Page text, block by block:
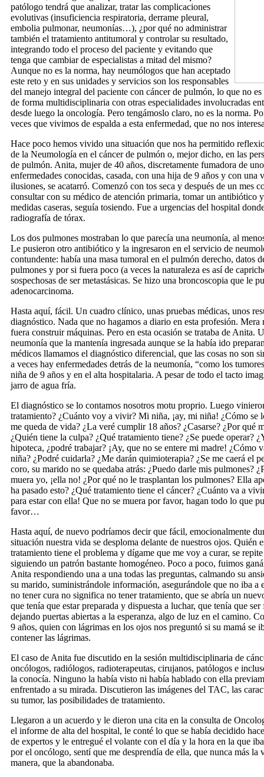
patólogo tendrá que analizar, tratar las complicaciones
evolutivas (insuficiencia respiratoria, derrame pleural,
embolia pulmonar, neumonías…), ¿por qué no administrar
también el tratamiento antitumoral y controlar su resultado,
integrando todo el proceso del paciente y evitando que
tenga que cambiar de especialistas a mitad del mismo?
Aunque no es la norma, hay neumólogos que han aceptado
este reto y en sus unidades y servicios son los responsables
del manejo integral del paciente con cáncer de pulmón, lo que no
de forma multidisciplinaria con otras especialidades involucradas
desde luego la oncología. Pero tengámoslo claro, no es la norma.
veces que vivimos de espalda a esta enfermedad, que no nos
Hace poco hemos vivido una situación que nos ha permitido
de la Neumología en el cáncer de pulmón o, mejor dicho, en las
de pulmón. Anita, mujer de 40 años, discretamente fumadora de
enfermedades conocidas, casada, con una hija de 9 años y con una
ilusiones, se acatarró. Comenzó con tos seca y después de un mes
consultar con su médico de atención primaria, tomar un antibiótico
medidas caseras, seguía tosiendo. Fue a urgencias del hospital
radiografía de tórax.
Los dos pulmones mostraban lo que parecía una neumonía, al
Le pusieron otro antibiótico y la ingresaron en el servicio de
contundente: había una masa tumoral en el pulmón derecho, datos
pulmones y por si fuera poco (a veces la naturaleza es así de
sospechosas de ser metastásicas. Se hizo una broncoscopia que le
adenocarcinoma.
Hasta aquí, fácil. Un cuadro clínico, unas pruebas médicas, unos
diagnóstico. Nada que no hagamos a diario en esta profesión. Mera
fuera construir máquinas. Pero en esta ocasión se trataba de Anita.
neumonía que la mantenía ingresada aunque se la había ido
médicos llamamos el diagnóstico diferencial, que las cosas no son
a veces hay enfermedades detrás de la neumonía, “como los
niña de 9 años y en el alta hospitalaria. A pesar de todo el tacto
jarro de agua fría.
El diagnóstico se lo contamos nosotros motu proprio. Luego
tratamiento? ¿Cuánto voy a vivir? Mi niña, ¡ay, mi niña! ¿Cómo se
me queda de vida? ¿La veré cumplir 18 años? ¿Casarse? ¿Por qué
¿Quién tiene la culpa? ¿Qué tratamiento tiene? ¿Se puede operar?
hipoteca, ¿podré trabajar? ¡Ay, que no se entere mi madre! ¿Cómo
niña? ¿Podré cuidarla? ¿Me darán quimioterapia? ¿Se me caerá el
coro, su marido no se quedaba atrás: ¿Puedo darle mis pulmones?
muera yo, ¡ella no! ¿Por qué no le trasplantan los pulmones? Ella
ha pasado esto? ¿Qué tratamiento tiene el cáncer? ¿Cuánto va a
para estar con ella! Que no se muera por favor, hagan todo lo que
favor…
Hasta aquí, de nuevo podríamos decir que fácil, emocionalmente
situación nuestra vida se desploma delante de nuestros ojos. Quién
tratamiento tiene el problema y dígame que me voy a curar, se
siguiendo un patrón bastante homogéneo. Poco a poco, fuimos
Anita respondiendo una a una todas las preguntas, calmando su
su marido, suministrándole información, asegurándole que no iba a
no tener cura no significa no tener tratamiento, que se abría un
que tenía que estar preparada y dispuesta a luchar, que tenía que
dejando puertas abiertas a la esperanza, algo de luz en el camino.
9 años, quien con lágrimas en los ojos nos preguntó si su mamá se
contener las lágrimas.
El caso de Anita fue discutido en la sesión multidisciplinaria de
oncólogos, radiólogos, radioterapeutas, cirujanos, patólogos e
la conocía. Ninguno la había visto ni había hablado con ella
enfrentado a su mirada. Discutieron las imágenes del TAC, las
su tumor, las posibilidades de tratamiento.
Llegaron a un acuerdo y le dieron una cita en la consulta de
el informe de alta del hospital, le conté lo que se había decidido
de expertos y le entregué el volante con el día y la hora en la que
por el oncólogo, sentí que me desprendía de ella, que nunca más la
manera, que la abandonaba.